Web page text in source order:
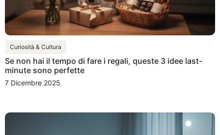
Curiosità & Cultura
Se non hai il tempo di fare i regali, queste 3 idee last-
minute sono perfette
7 Dicembre 2025